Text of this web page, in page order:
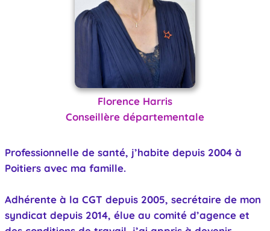
Florence Harris
Conseillère départementale
Professionnelle de santé, j’habite depuis 2004 à
Poitiers avec ma famille.
Adhérente à la CGT depuis 2005, secrétaire de mon
syndicat depuis 2014, élue au comité d’agence et